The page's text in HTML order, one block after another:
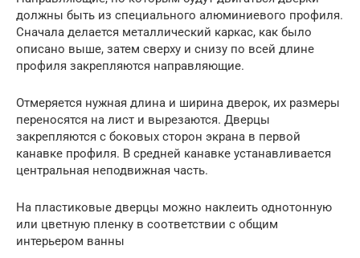
должны быть из специального алюминиевого профиля.
Сначала делается металлический каркас, как было
описано выше, затем сверху и снизу по всей длине
профиля закрепляются направляющие.
Отмеряется нужная длина и ширина дверок, их размеры
переносятся на лист и вырезаются. Дверцы
закрепляются с боковых сторон экрана в первой
канавке профиля. В средней канавке устанавливается
центральная неподвижная часть.
На пластиковые дверцы можно наклеить однотонную
или цветную пленку в соответствии с общим
интерьером ванны